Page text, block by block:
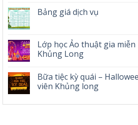
Bảng giá dịch vụ
Lớp học Ảo thuật gia
Khủng Long
Bữa tiệc kỳ quái –
viên Khủng long